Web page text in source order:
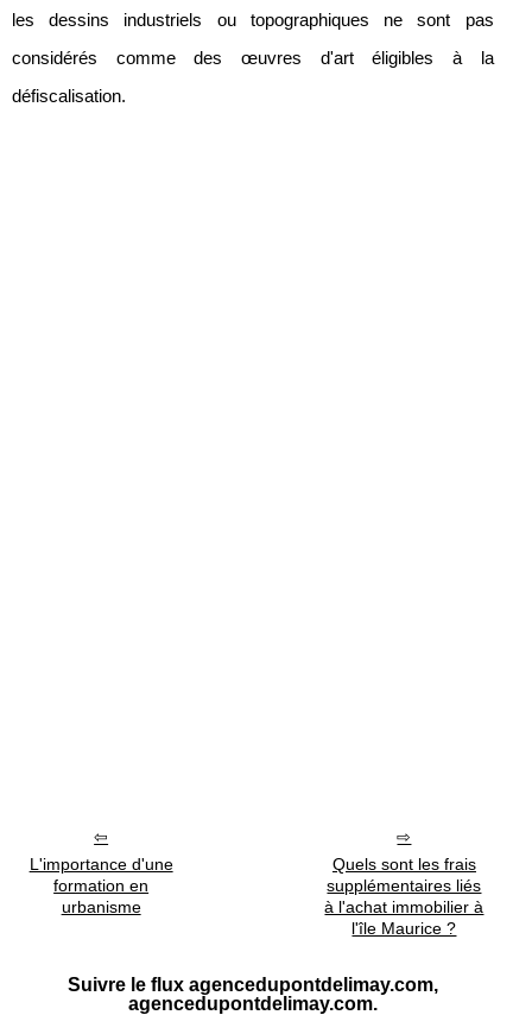
les dessins industriels ou topographiques ne sont pas
considérés comme des œuvres d'art éligibles à la
défiscalisation.
L'importance d'une
formation en
urbanisme
Quels sont les frais
supplémentaires liés
à l'achat immobilier à
l'île Maurice ?
Suivre le flux agencedupontdelimay.com,
agencedupontdelimay.com.